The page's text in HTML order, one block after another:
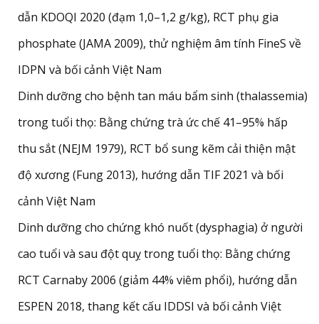
dẫn KDOQI 2020 (đạm 1,0–1,2 g/kg), RCT phụ gia
phosphate (JAMA 2009), thử nghiệm âm tính FineS về
IDPN và bối cảnh Việt Nam
Dinh dưỡng cho bệnh tan máu bẩm sinh (thalassemia)
trong tuổi thọ: Bằng chứng trà ức chế 41–95% hấp
thu sắt (NEJM 1979), RCT bổ sung kẽm cải thiện mật
độ xương (Fung 2013), hướng dẫn TIF 2021 và bối
cảnh Việt Nam
Dinh dưỡng cho chứng khó nuốt (dysphagia) ở người
cao tuổi và sau đột quỵ trong tuổi thọ: Bằng chứng
RCT Carnaby 2006 (giảm 44% viêm phổi), hướng dẫn
ESPEN 2018, thang kết cấu IDDSI và bối cảnh Việt